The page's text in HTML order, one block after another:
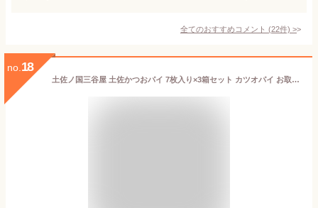
全てのおすすめコメント (22件) >
no. 18
土佐ノ国三谷屋 土佐かつおパイ 7枚入り×3箱セット カツオパイ お取り寄せ